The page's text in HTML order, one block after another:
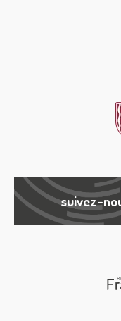
suivez-